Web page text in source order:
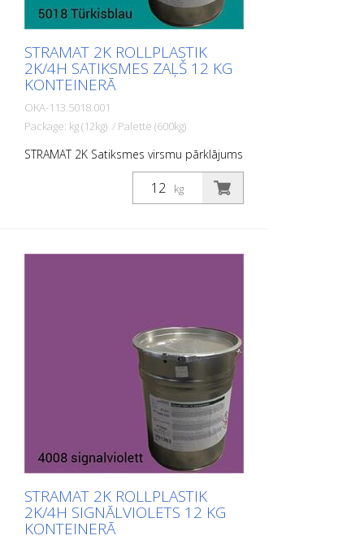
STRAMAT 2K ROLLPLASTIK
2K/4H SATIKSMES ZAĻŠ 12 KG
KONTEINERĀ
OKA-113.5018.001
Package: kg (12kg) / Palette (600kg)
STRAMAT 2K Satiksmes virsmu pārklājums
ir reaktīva daudzkomponentu aukstā
plastmasas sistēma ar izcilu
nodilumizturību un augstu pretslīdes
virsmas ir pastāvīgi elastīgas,
tiek izmantots lielu platību marķēšanas
virsmām, piemēram, veloceliņiem,
satiksmes saliņām un daudzfunkcionālām
kg
STRAMAT 2K ROLLPLASTIK
2K/4H SIGNĀLVIOLETS 12 KG
KONTEINERĀ